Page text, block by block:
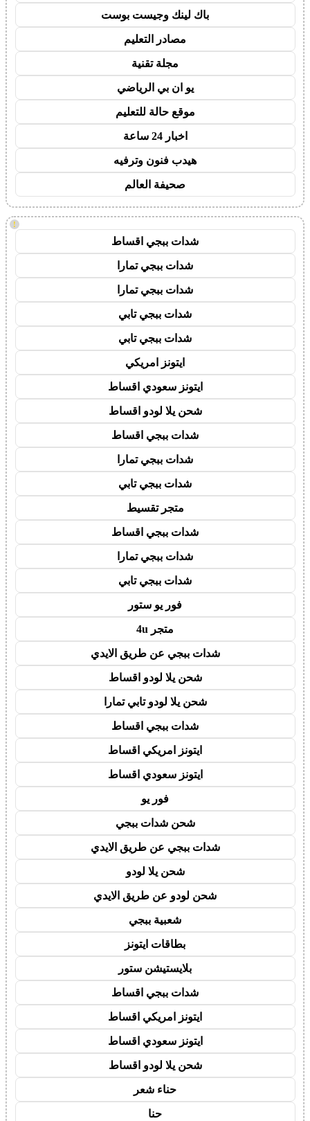
باك لينك وجيست بوست
مصادر التعليم
مجلة تقنية
يو ان بي الرياضي
موقع حالة للتعليم
اخبار 24 ساعة
هيدب فنون وترفيه
صحيفة العالم
!
شدات ببجي اقساط
شدات ببجي تمارا
شدات ببجي تمارا
شدات ببجي تابي
شدات ببجي تابي
ايتونز امريكي
ايتونز سعودي اقساط
شحن يلا لودو اقساط
شدات ببجي اقساط
شدات ببجي تمارا
شدات ببجي تابي
متجر تقسيط
شدات ببجي اقساط
شدات ببجي تمارا
شدات ببجي تابي
فور يو ستور
متجر 4u
شدات ببجي عن طريق الايدي
شحن يلا لودو اقساط
شحن يلا لودو تابي تمارا
شدات ببجي اقساط
ايتونز امريكي اقساط
ايتونز سعودي اقساط
فور يو
شحن شدات ببجي
شدات ببجي عن طريق الايدي
شحن يلا لودو
شحن لودو عن طريق الايدي
شعبية ببجي
بطاقات ايتونز
بلايستيشن ستور
شدات ببجي اقساط
ايتونز امريكي اقساط
ايتونز سعودي اقساط
شحن يلا لودو اقساط
حناء شعر
حنا